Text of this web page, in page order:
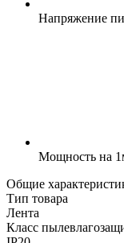
Напряжение
Мощность на
Общие
Тип товара
Лента
Класс